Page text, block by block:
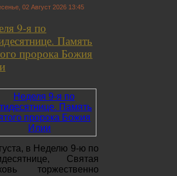
02 Август 2026 13:45
9-я по
Память
пророка Божия
в Неделю 9-ю по
Святая
торжественно